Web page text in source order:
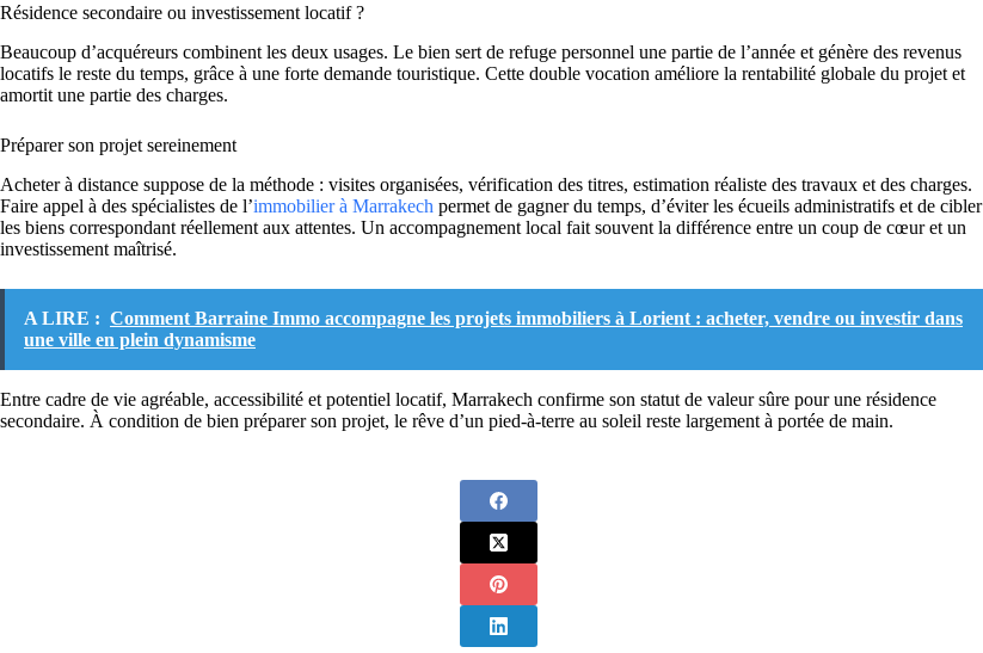
Résidence secondaire ou investissement locatif ?
Beaucoup d’acquéreurs combinent les deux usages. Le bien sert de refuge personnel une partie de l’année et génère des revenus
locatifs le reste du temps, grâce à une forte demande touristique. Cette double vocation améliore la rentabilité globale du projet et
amortit une partie des charges.
Préparer son projet sereinement
Acheter à distance suppose de la méthode : visites organisées, vérification des titres, estimation réaliste des travaux et des charges.
Faire appel à des spécialistes de l’immobilier à Marrakech permet de gagner du temps, d’éviter les écueils administratifs et de cibler
les biens correspondant réellement aux attentes. Un accompagnement local fait souvent la différence entre un coup de cœur et un
investissement maîtrisé.
A LIRE : Comment Barraine Immo accompagne les projets immobiliers à Lorient : acheter, vendre ou investir dans
une ville en plein dynamisme
Entre cadre de vie agréable, accessibilité et potentiel locatif, Marrakech confirme son statut de valeur sûre pour une résidence
secondaire. À condition de bien préparer son projet, le rêve d’un pied-à-terre au soleil reste largement à portée de main.